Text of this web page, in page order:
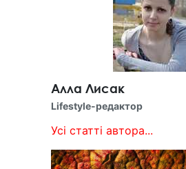
Алла Лисак
Lifestyle-редактор
Усі статті автора...